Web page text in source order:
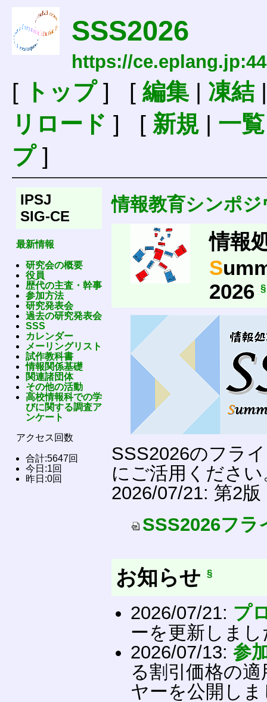
SSS2026
https://
[ トップ] [ 編集| 凍結
リロード ] [ 新規| 一覧
プ]
IPSJ
SIG-CE
最新情報
研究会の概要
役員
歴代の主査・幹事
参加方法
研究発表会
過去の研究発表会
SSS
カレンダー
メーリングリスト
試作教科書
情報関係基礎
関連諸団体
その他の活動
高校情報科での学
びに関する調査ア
ンケート
アクセス回数
合計:5647回
今日:1回
昨日:0回
情報教育シンポジ
情報
S
2026 §
SSS2026のフラ
にご活用ください
2026/07/21: 第2
SSS2026フラ
お知らせ §
2026/07/21: プ
ーを更新しまし
2026/07/13: 参
る割引価格の
ヤーを公開し